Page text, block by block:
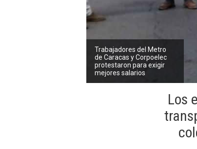
Trabajadores del Metro
de Caracas y Corpoelec
protestaron para exigir
mejores salarios
Los